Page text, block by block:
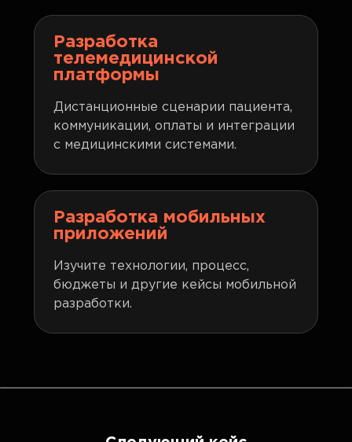
Разработка
телемедицинской
платформы
Дистанционные сценарии пациента,
коммуникации, оплаты и интеграции
с медицинскими системами.
Разработка мобильных
приложений
Изучите технологии, процесс,
бюджеты и другие кейсы мобильной
разработки.